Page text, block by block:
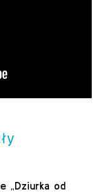
„Dziurka od